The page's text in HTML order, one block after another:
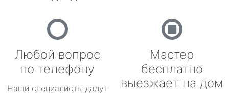
Любой вопрос
по телефону
Наши специалисты дадут
Мастер
бесплатно
выезжает на дом